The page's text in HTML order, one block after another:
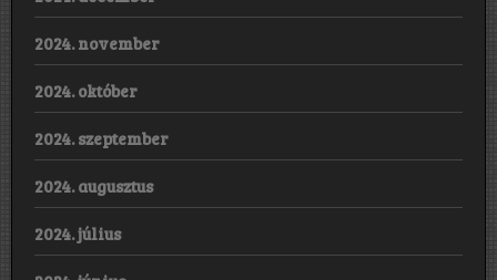
2024. november
2024. október
2024. szeptember
2024. augusztus
2024. július